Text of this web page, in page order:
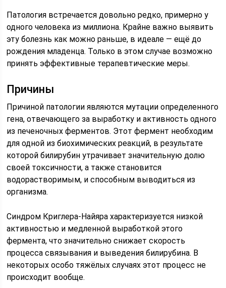
Патология встречается довольно редко, примерно у
одного человека из миллиона. Крайне важно выявить
эту болезнь как можно раньше, в идеале — ещё до
рождения младенца. Только в этом случае возможно
принять эффективные терапевтические меры.
Причины
Причиной патологии являются мутации определенного
гена, отвечающего за выработку и активность одного
из печеночных ферментов. Этот фермент необходим
для одной из биохимических реакций, в результате
которой билирубин утрачивает значительную долю
своей токсичности, а также становится
водорастворимым, и способным выводиться из
организма.
Синдром Криглера-Найяра характеризуется низкой
активностью и медленной выработкой этого
фермента, что значительно снижает скорость
процесса связывания и выведения билирубина. В
некоторых особо тяжёлых случаях этот процесс не
происходит вообще.